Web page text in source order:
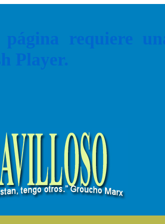
requiere
Player.